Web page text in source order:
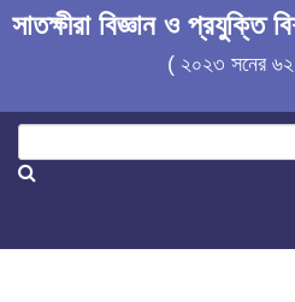
সাতক্ষীরা বিজ্ঞান ও
( ২০২৩ সনের